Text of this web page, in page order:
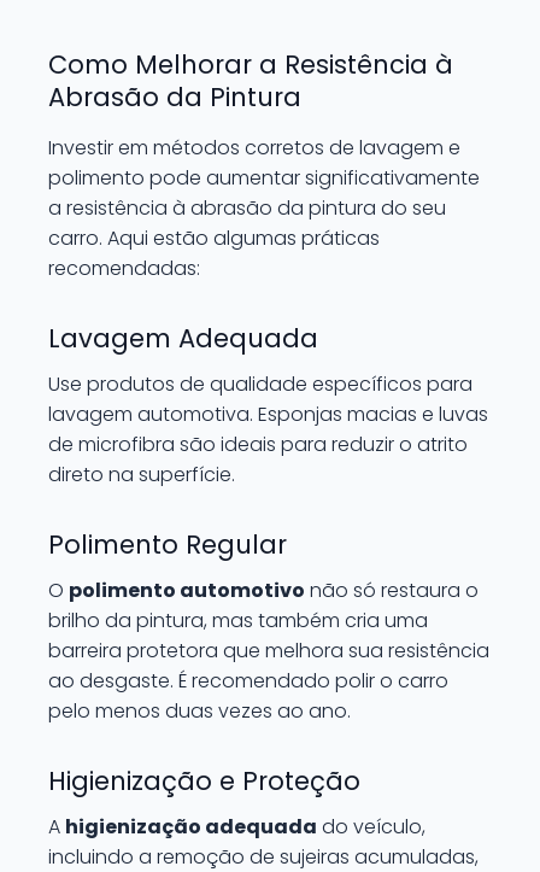
Como Melhorar a Resistência à
Abrasão da Pintura
Investir em métodos corretos de lavagem e
polimento pode aumentar significativamente
a resistência à abrasão da pintura do seu
carro. Aqui estão algumas práticas
recomendadas:
Lavagem Adequada
Use produtos de qualidade específicos para
lavagem automotiva. Esponjas macias e luvas
de microfibra são ideais para reduzir o atrito
direto na superfície.
Polimento Regular
O polimento automotivo não só restaura o
brilho da pintura, mas também cria uma
barreira protetora que melhora sua resistência
ao desgaste. É recomendado polir o carro
pelo menos duas vezes ao ano.
Higienização e Proteção
A higienização adequada do veículo,
incluindo a remoção de sujeiras acumuladas,